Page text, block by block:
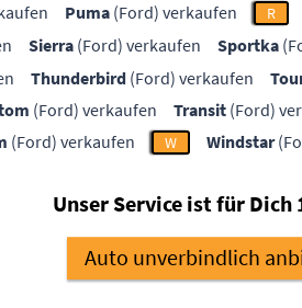
Puma (Ford) verkaufen R
Sierra (Ford) verkaufen Sportka
Thunderbird (Ford) verkaufen
(Ford) verkaufen Transit (Ford)
(Ford) verkaufen W Windstar
Unser Service ist für Dich
Auto unverbindlich